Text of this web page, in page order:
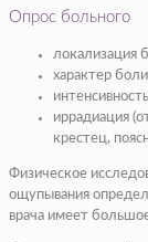
Опрос больного
локализация
характер
иррадиация (
крестец,
Физическое
ощупывания
врача имеет